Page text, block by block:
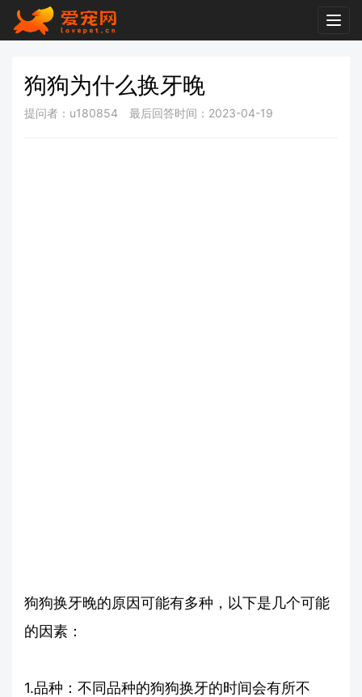
狗狗为什么换牙晚
提问者：u180854 最后回答时间：2023-04-19
狗狗换牙晚的原因可能有多种，以下是几个可能
的因素：
1.品种：不同品种的狗狗换牙的时间会有所不